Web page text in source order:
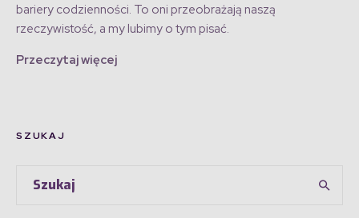
bariery codzienności. To oni przeobrażają naszą
rzeczywistość, a my lubimy o tym pisać.
Przeczytaj więcej
SZUKAJ